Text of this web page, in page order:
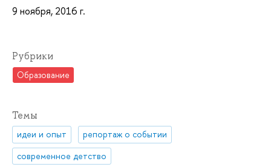
9 ноября, 2016 г.
Рубрики
Образование
Темы
идеи и опыт
репортаж о событии
современное детство